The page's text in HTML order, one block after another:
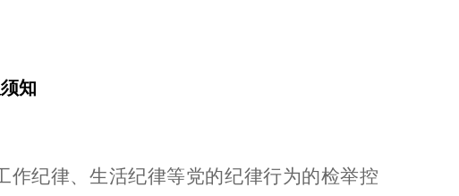
知
作纪律、生活纪律等党的纪律行为的检举控